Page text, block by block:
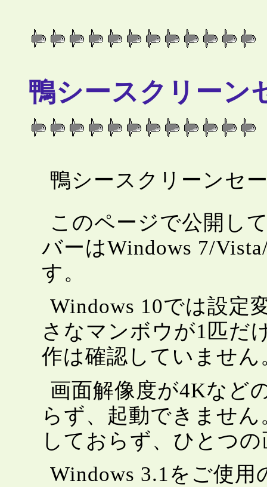
鴨シースクリーン
鴨シースクリーンセ
このページで公開し
バーはWindows 7/
す。
Windows 10では設定
さなマンボウが1匹だ
作は確認していません
画面解像度が4Kなど
らず、起動できませ
しておらず、ひとつ
Windows 3.1をご使用